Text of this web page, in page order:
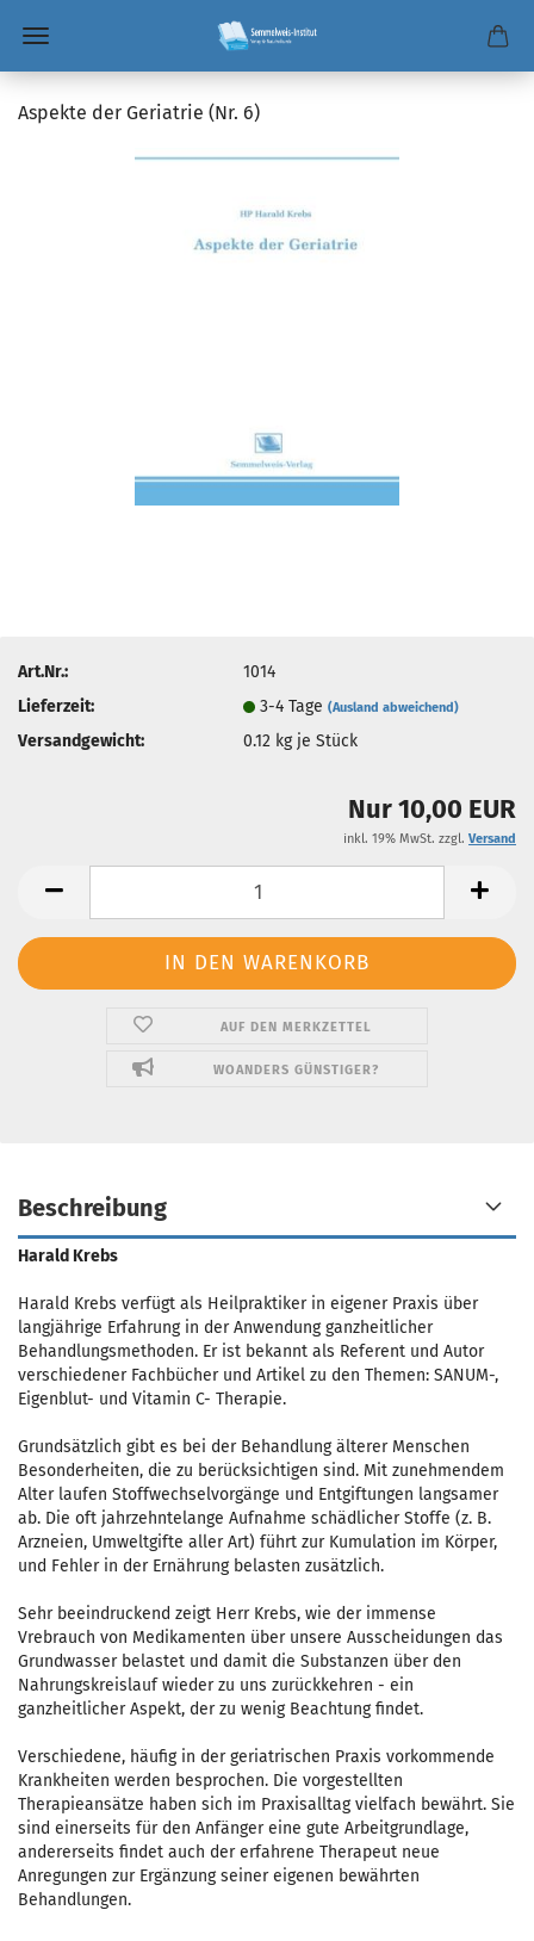
Aspekte der Geriatrie (Nr. 6)
Art.Nr.:
1014
Lieferzeit:
3-4 Tage(Ausland abweichend)
Versandgewicht: 0.12 kg je Stück
Nur 10,00 EUR
inkl. 19% MwSt. zzgl. Versand
AUF DEN MERKZETTEL
WOANDERS GÜNSTIGER?
Beschreibung
Harald Krebs
Harald Krebs verfügt als Heilpraktiker in eigener Praxis über
langjährige Erfahrung in der Anwendung ganzheitlicher
Behandlungsmethoden. Er ist bekannt als Referent und Autor
verschiedener Fachbücher und Artikel zu den Themen: SANUM-,
Eigenblut- und Vitamin C- Therapie.
Grundsätzlich gibt es bei der Behandlung älterer Menschen
Besonderheiten, die zu berücksichtigen sind. Mit zunehmendem
Alter laufen Stoffwechselvorgänge und Entgiftungen langsamer
ab. Die oft jahrzehntelange Aufnahme schädlicher Stoffe (z. B.
Arzneien, Umweltgifte aller Art) führt zur Kumulation im Körper,
und Fehler in der Ernährung belasten zusätzlich.
Sehr beeindruckend zeigt Herr Krebs, wie der immense
Vrebrauch von Medikamenten über unsere Ausscheidungen das
Grundwasser belastet und damit die Substanzen über den
Nahrungskreislauf wieder zu uns zurückkehren - ein
ganzheitlicher Aspekt, der zu wenig Beachtung findet.
Verschiedene, häufig in der geriatrischen Praxis vorkommende
Krankheiten werden besprochen. Die vorgestellten
Therapieansätze haben sich im Praxisalltag vielfach bewährt. Sie
sind einerseits für den Anfänger eine gute Arbeitgrundlage,
andererseits findet auch der erfahrene Therapeut neue
Anregungen zur Ergänzung seiner eigenen bewährten
Behandlungen.